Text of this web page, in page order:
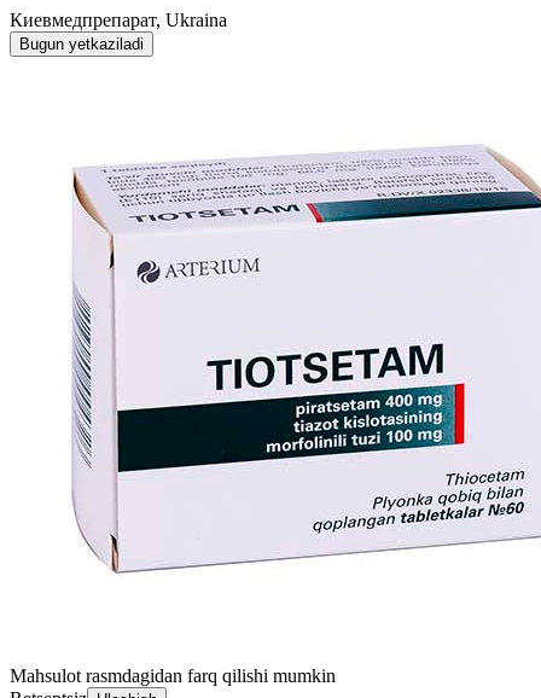
Киевмедпрепарат, Ukraina
Bugun yetkaziladi
Mahsulot rasmdagidan farq qilishi mumkin